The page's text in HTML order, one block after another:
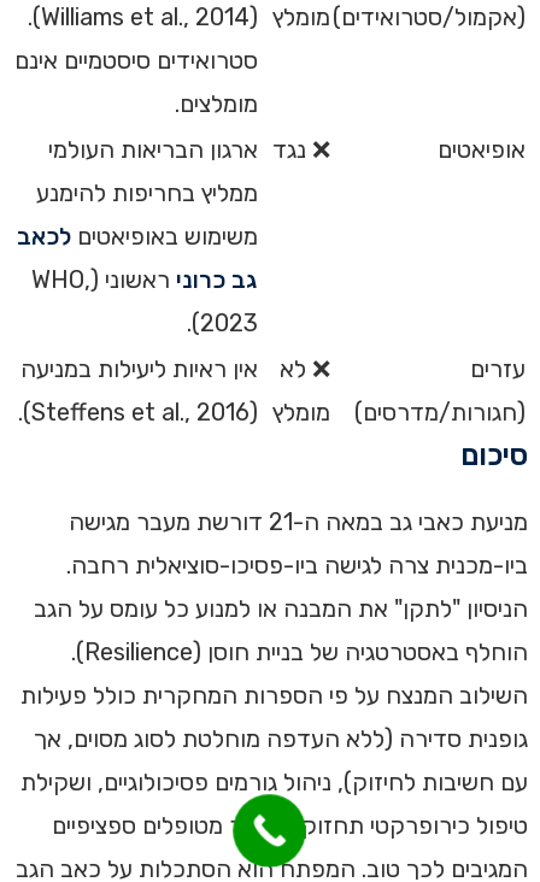
(אקמול/סטרואידים)מומלץ
(Williams et al., 2014).
סטרואידים סיסטמיים אינם
מומלצים.
אופיאטים
❌ נגד ארגון הבריאות העולמי
ממליץ בחריפות להימנע
משימוש באופיאטים לכאב
גב כרוני
ראשוני (WHO,
2023).
עזרים
(חגורות/מדרסים)
❌ לא
מומלץ
אין ראיות ליעילות במניעה
(Steffens et al., 2016).
סיכום
מניעת כאבי גב במאה ה-21 דורשת מעבר מגישה
ביו-מכנית צרה לגישה ביו-פסיכו-סוציאלית רחבה.
הניסיון "לתקן" את המבנה או למנוע כל עומס על הגב
הוחלף באסטרטגיה של בניית חוסן (Resilience).
השילוב המנצח על פי הספרות המחקרית כולל פעילות
גופנית סדירה (ללא העדפה מוחלטת לסוג מסוים, אך
עם חשיבות לחיזוק), ניהול גורמים פסיכולוגיים, ושקילת
טיפול כירופרקטי תחזוקתי עבור מטופלים ספציפיים
המגיבים לכך טוב. המפתח הוא הסתכלות על כאב הגב